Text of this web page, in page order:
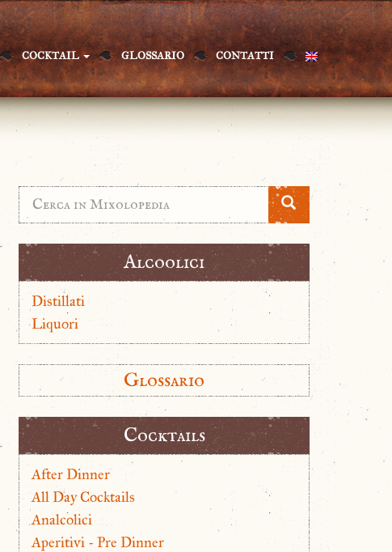
COCKTAIL GLOSSARIO CONTATTI
Alcoolici
Distillati
Liquori
Glossario
Cocktails
After Dinner
All Day Cocktails
Analcolici
Aperitivi - Pre Dinner